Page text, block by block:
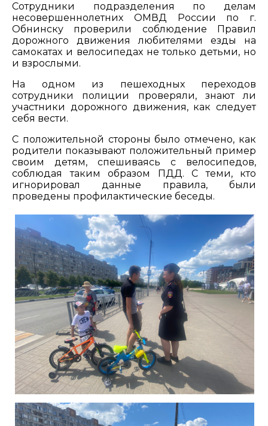
Сотрудники подразделения по делам
несовершеннолетних ОМВД России по г.
Обнинску проверили соблюдение Правил
дорожного движения любителями езды на
самокатах и велосипедах не только детьми, но
и взрослыми.
На одном из пешеходных переходов
сотрудники полиции проверяли, знают ли
участники дорожного движения, как следует
себя вести.
С положительной стороны было отмечено, как
родители показывают положительный пример
своим детям, спешиваясь с велосипедов,
соблюдая таким образом ПДД. С теми, кто
игнорировал данные правила, были
проведены профилактические беседы.